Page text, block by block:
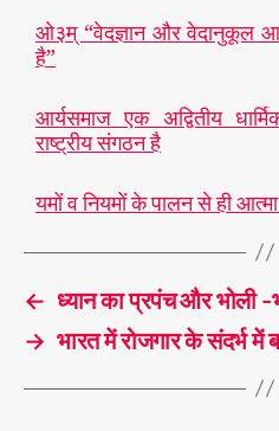
ओ३म् “वेदज्ञान और वेदानुकूल
है”
आर्यसमाज एक अद्वितीय
राष्ट्रीय संगठन है
यमों व नियमों के पालन से ही
← ध्यान का प्रपंच और भोली
→ भारत में रोजगार के संदर्भ में